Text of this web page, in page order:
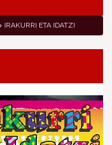
IRAKURRI ETA IDATZI